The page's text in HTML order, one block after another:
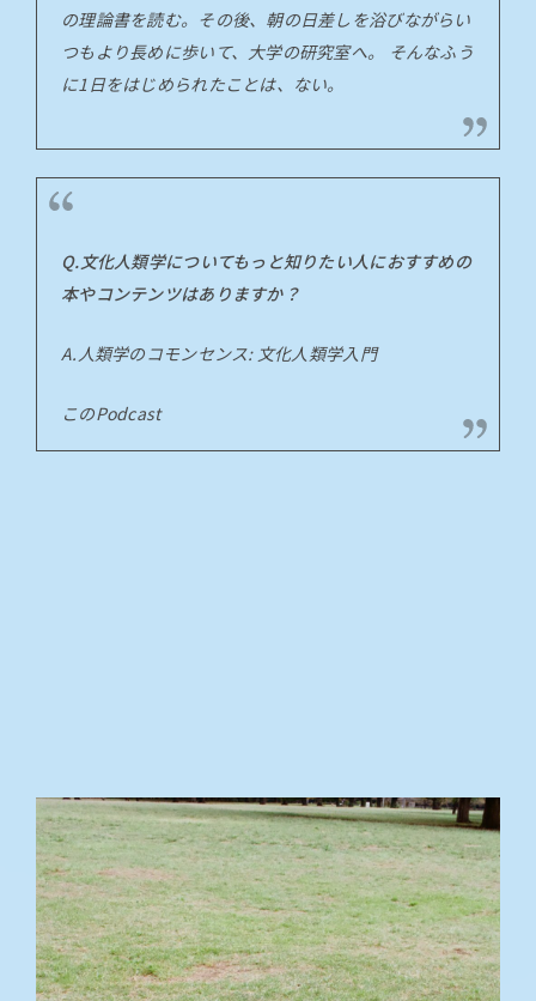
の理論書を読む。その後、朝の日差しを浴びながらい
つもより長めに歩いて、大学の研究室へ。 そんなふう
に1日をはじめられたことは、ない。
Q.文化人類学についてもっと知りたい人におすすめの
本やコンテンツはありますか？
A.人類学のコモンセンス: 文化人類学入門
このPodcast